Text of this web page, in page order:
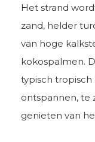
Het strand
zand, helder
van hoge
kokospalmen.
typisch
ontspannen, te
genieten van